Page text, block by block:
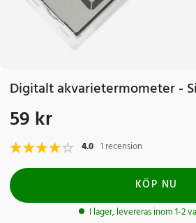
Digitalt akvarietermometer -
Pris: 59 kr
59 kr
4.0 1 recension
KÖP NU
I lager, levereras inom 1-2